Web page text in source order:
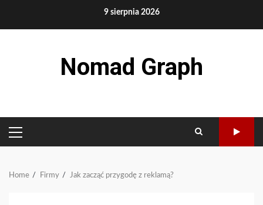
9 sierpnia 2026
Nomad Graph
PRIMARY
MENU
Home Firmy Jak zacząć przygodę z reklamą?